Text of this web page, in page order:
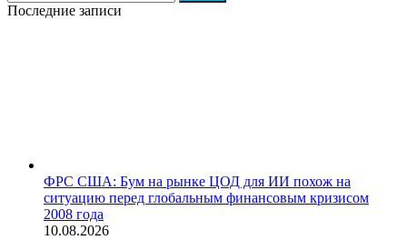
Последние записи
ФРС США: Бум на рынке ЦОД для ИИ похож на
ситуацию перед глобальным финансовым кризисом
2008 года
10.08.2026